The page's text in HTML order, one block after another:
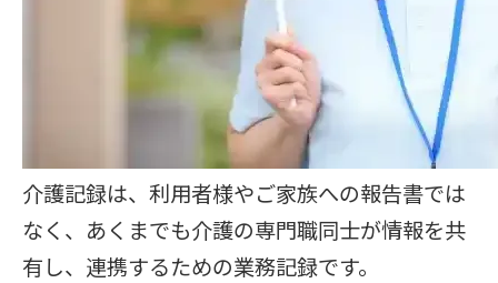
介護記録は、利用者様やご家族への報告書では
なく、あくまでも介護の専門職同士が情報を共
有し、連携するための業務記録です。